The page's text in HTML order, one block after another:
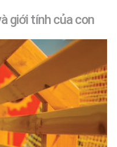
giới tính của con